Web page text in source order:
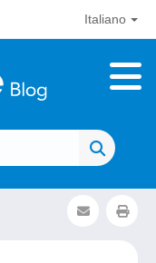
Italiano